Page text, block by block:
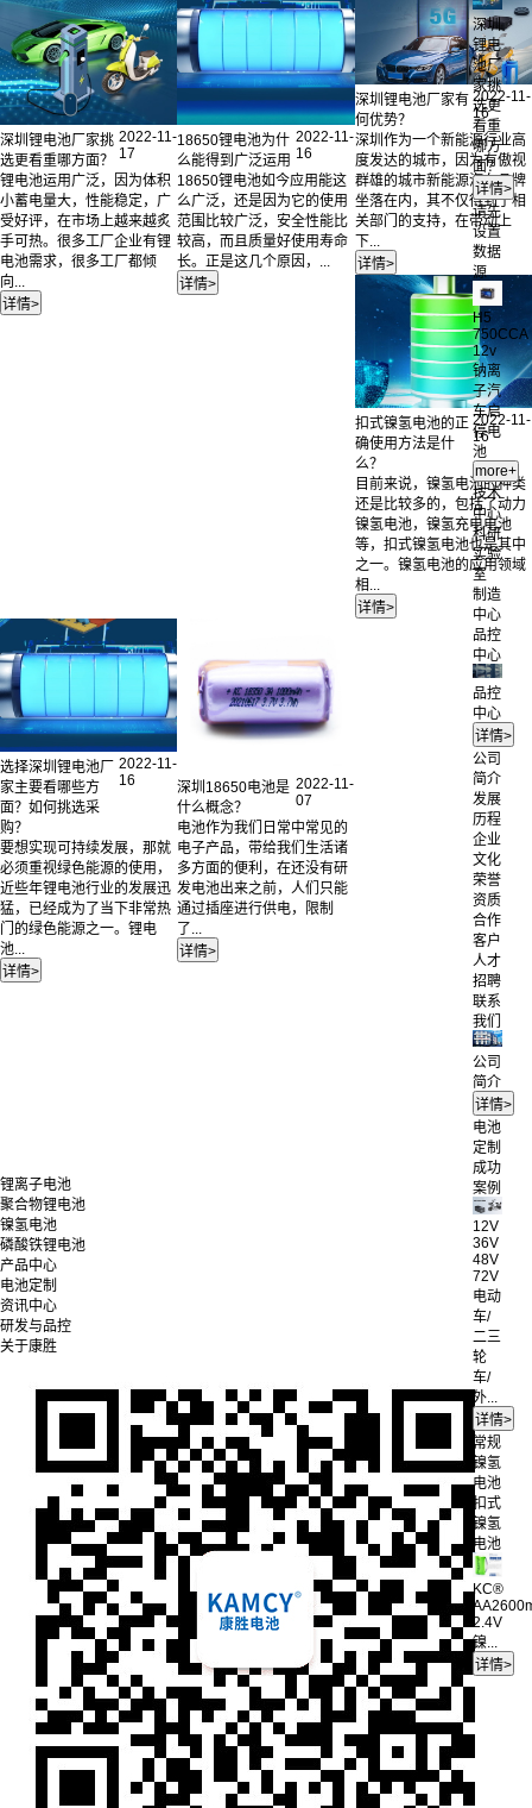
深圳
锂电
池厂
家挑
选更
看重
哪方
面？
请先
设置
数据
源
H5
750CCA
12v
钠离
子汽
车启
停电
池
技术
中心
科研
实验
室
制造
中心
品控
中心
品控
中心
公司
简介
发展
历程
企业
文化
荣誉
资质
合作
客户
人才
招聘
联系
我们
公司
简介
电池
定制
成功
案例
12V
36V
48V
72V
电动
车/
二三
轮
车/
外...
常规
镍氢
电池
扣式
镍氢
电池
KC®
2.4V
镍...
深圳锂电池厂家挑
选更看重哪方面？
2022-11-
17
锂电池运用广泛，因为体积
小蓄电量大，性能稳定，广
受好评，在市场上越来越炙
手可热。很多工厂企业有锂
电池需求，很多工厂都倾
向...
18650锂电池为什
么能得到广泛运用
2022-11-
16
18650锂电池如今应用能这
么广泛，还是因为它的使用
范围比较广泛，安全性能比
较高，而且质量好使用寿命
长。正是这几个原因，...
深圳锂电池厂家有
何优势？
2022-11-
16
深圳作为一个新能源行业高
度发达的城市，因为有傲视
群雄的城市新能源汽车品牌
坐落在内，其不仅得到了相
关部门的支持，在带动上
下...
扣式镍氢电池的正
确使用方法是什
么？
2022-11-
16
目前来说，镍氢电池的种类
还是比较多的，包括了动力
镍氢电池，镍氢充电电池
等，扣式镍氢电池也是其中
之一。镍氢电池的应用领域
相...
选择深圳锂电池厂
家主要看哪些方
面？如何挑选采
购？
2022-11-
16
要想实现可持续发展，那就
必须重视绿色能源的使用，
近些年锂电池行业的发展迅
猛，已经成为了当下非常热
门的绿色能源之一。锂电
池...
深圳18650电池是
什么概念？
2022-11-
07
电池作为我们日常中常见的
电子产品，带给我们生活诸
多方面的便利，在还没有研
发电池出来之前，人们只能
通过插座进行供电，限制
了...
锂离子电池
聚合物锂电池
镍氢电池
磷酸铁锂电池
产品中心
电池定制
资讯中心
研发与品控
关于康胜